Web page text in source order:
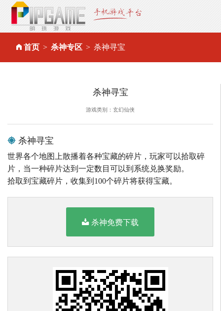
首页 杀神专区 杀神寻宝
杀神寻宝
游戏类别：玄幻仙侠
杀神寻宝
世界各个地图上散播着各种宝藏的碎片，玩家可以拾取碎
片，当一种碎片达到一定数目可以到系统兑换奖励。
拾取到宝藏碎片，收集到100个碎片将获得宝藏。
杀神免费下载